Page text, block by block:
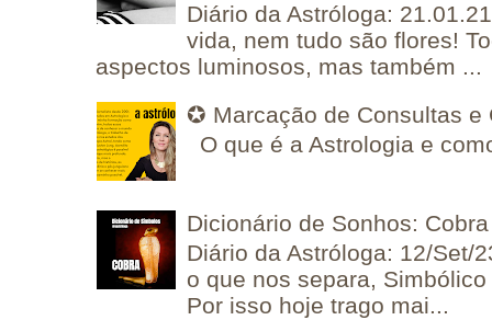
Diário da Astróloga:
vida, nem tudo são flores!
aspectos luminosos, mas também ...
✪ Marcação de Consultas e
O que é a Astrologia e
Dicionário de Sonhos: Cobra
Diário da Astróloga: 12/Set/
o que nos separa,
Por isso hoje trago mai...